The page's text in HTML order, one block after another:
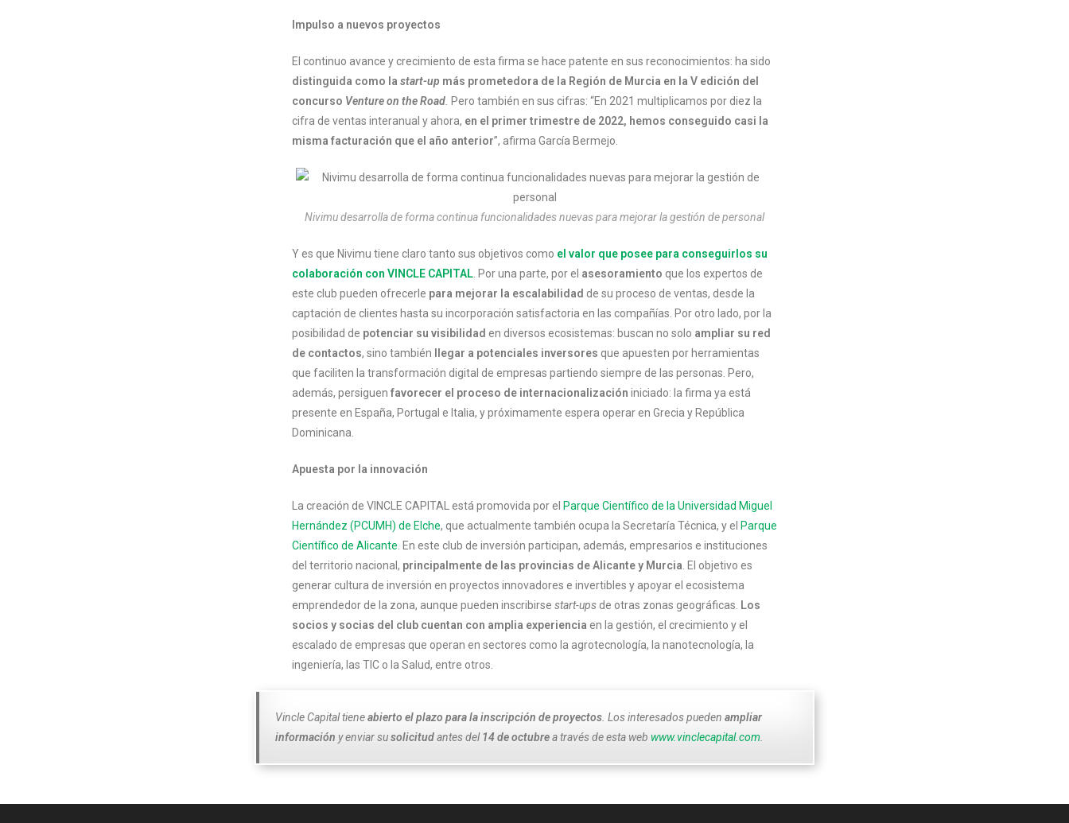
Impulso a nuevos proyectos
El continuo avance y crecimiento de esta firma se hace patente en sus reconocimientos: ha sido
distinguida como la start-up más prometedora de la Región de Murcia en la V edición del
concurso Venture on the Road Pero también en sus cifras: “En 2021 multiplicamos por diez la
cifra de ventas interanual y ahora, en el primer trimestre de 2022, hemos conseguido casi la
misma facturación que el año anterior”, afirma García Bermejo.
Nivimu desarrolla de forma continua funcionalidades nuevas para mejorar la gestión de personal
Y es que Nivimu tiene claro tanto sus objetivos como el valor que posee para conseguirlos su
colaboración con VINCLE CAPITAL . Por una parte, por el asesoramiento que los expertos de
este club pueden ofrecerle para mejorar la escalabilidad de su proceso de ventas, desde la
captación de clientes hasta su incorporación satisfactoria en las compañías. Por otro lado, por la
posibilidad de potenciar su visibilidad en diversos ecosistemas: buscan no solo ampliar su red
de contactos, sino también llegar a potenciales inversores que apuesten por herramientas
que faciliten la transformación digital de empresas partiendo siempre de las personas. Pero,
además, persiguen favorecer el proceso de internacionalización iniciado: la firma ya está
presente en España, Portugal e Italia, y próximamente espera operar en Grecia y República
Dominicana.
Apuesta por la innovación
La creación de VINCLE CAPITAL está promovida por el Parque Científico de la Universidad Miguel
Hernández (PCUMH) de Elche, que actualmente también ocupa la Secretaría Técnica, y el Parque
Científico de Alicante . En este club de inversión participan, además, empresarios e instituciones
del territorio nacional, principalmente de las provincias de Alicante y Murcia . El objetivo es
generar cultura de inversión en proyectos innovadores e invertibles y apoyar el ecosistema
emprendedor de la zona, aunque pueden inscribirse start-ups de otras zonas geográficas. Los
socios y socias del club cuentan con amplia experiencia en la gestión, el crecimiento y el
escalado de empresas que operan en sectores como la agrotecnología, la nanotecnología, la
ingeniería, las TIC o la Salud, entre otros.
Vincle Capital tieneabierto el plazo para la inscripción de proyectos. Los interesados pueden ampliar
información y enviar susolicitudantes del14 de octubrea través de esta web www.vinclecapital.com